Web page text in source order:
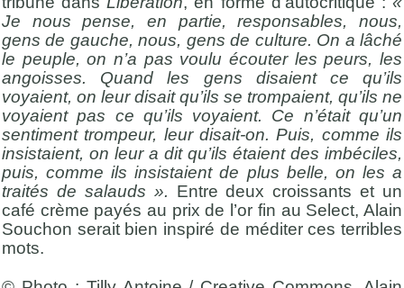
Je nous pense, en partie, responsables, nous,
gens de gauche, nous, gens de culture. On a lâché
le peuple, on n’a pas voulu écouter les peurs, les
angoisses. Quand les gens disaient ce qu’ils
voyaient, on leur disait qu’ils se trompaient, qu’ils ne
voyaient pas ce qu’ils voyaient. Ce n’était qu’un
sentiment trompeur, leur disait-on. Puis, comme ils
insistaient, on leur a dit qu’ils étaient des imbéciles,
puis, comme ils insistaient de plus belle, on les a
traités de salauds ». Entre deux croissants et un
café crème payés au prix de l’or fin au Select, Alain
Souchon serait bien inspiré de méditer ces terribles
mots.